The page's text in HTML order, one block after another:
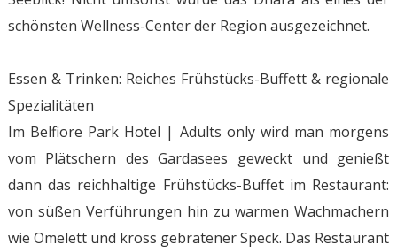
schönsten Wellness-Center der Region ausgezeichnet.
Essen & Trinken: Reiches Frühstücks-Buffett & regionale
Spezialitäten
Im Belfiore Park Hotel | Adults only wird man morgens
vom Plätschern des Gardasees geweckt und genießt
dann das reichhaltige Frühstücks-Buffet im Restaurant:
von süßen Verführungen hin zu warmen Wachmachern
wie Omelett und kross gebratener Speck. Das Restaurant